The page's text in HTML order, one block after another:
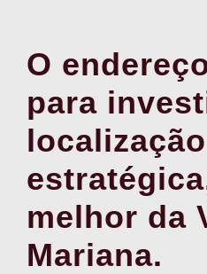
O
para
localização
melhor da
Mariana.